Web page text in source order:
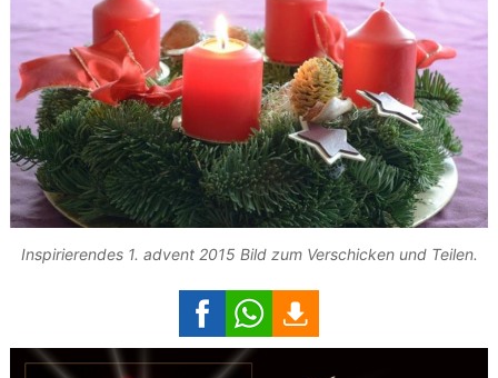
Inspirierendes 1. advent 2015 Bild zum Verschicken und Teilen.